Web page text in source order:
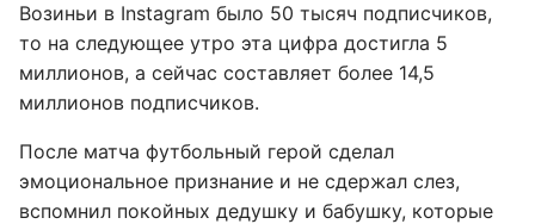
Возиньи в Instagram было 50 тысяч подписчиков,
то на следующее утро эта цифра достигла 5
миллионов, а сейчас составляет более 14,5
миллионов подписчиков.
После матча футбольный герой сделал
эмоциональное признание и не сдержал слез,
вспомнил покойных дедушку и бабушку, которые